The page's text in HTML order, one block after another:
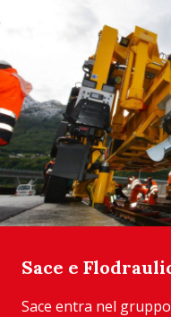
Sace e
Sace entra nel